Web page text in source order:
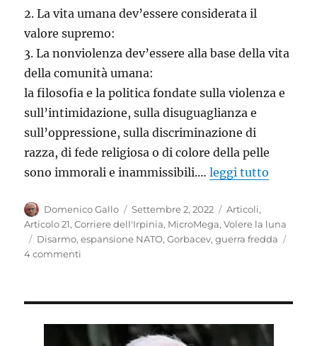
2. La vita umana dev’essere considerata il
valore supremo:
3. La nonviolenza dev’essere alla base della vita
della comunità umana:
la filosofia e la politica fondate sulla violenza e
sull’intimidazione, sulla disuguaglianza e
sull’oppressione, sulla discriminazione di
razza, di fede religiosa o di colore della pelle
sono immorali e inammissibili.…leggi tutto
Autore
Domenico Gallo
Pubblicato
il
Settembre 2, 2022 Categorie
Articoli,
Articolo 21,Corriere dell'Irpinia, MicroMega,Volere la luna
Tag
Disarmo,espansione NATO,Gorbacev,guerra fredda
4 commenti